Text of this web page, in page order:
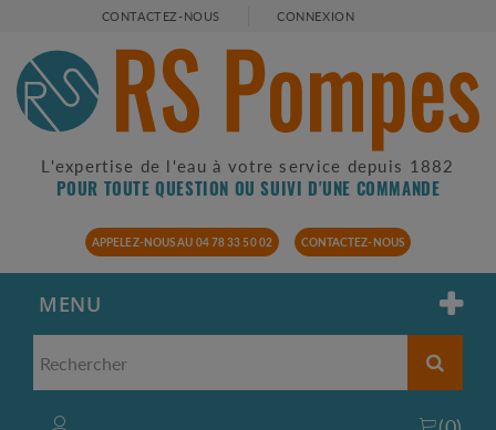
CONTACTEZ-NOUS CONNEXION
L'expertise de l'eau à votre service depuis 1882
POUR TOUTE QUESTION OU SUIVI D'UNE COMMANDE
APPELEZ-NOUS AU 04 78 33 50 02 CONTACTEZ-NOUS
MENU